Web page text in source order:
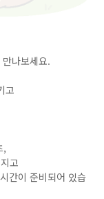
나보세요.
고
,
고
간이 준비되어 있습